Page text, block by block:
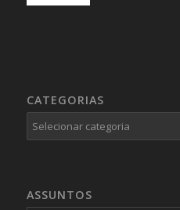
CATEGORIAS
Categorias
ASSUNTOS